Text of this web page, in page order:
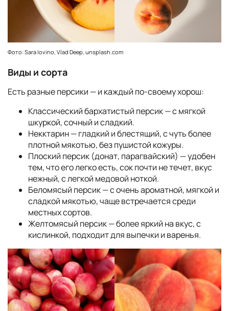
Фото: Sara Iovino, Vlad Deep, unsplash.com
Виды и сорта
Есть разные персики — и каждый по-своему хорош:
Классический бархатистый персик — с мягкой
шкуркой, сочный и сладкий.
Некктарин — гладкий и блестящий, с чуть более
плотной мякотью, без пушистой кожуры.
Плоский персик (донат, парагвайский) — удобен
тем, что его легко есть, сок почти не течет, вкус
нежный, с легкой медовой ноткой.
Беломясый персик — с очень ароматной, мягкой и
сладкой мякотью, чаще встречается среди
местных сортов.
Желтомясый персик — более яркий на вкус, с
кислинкой, подходит для выпечки и варенья.